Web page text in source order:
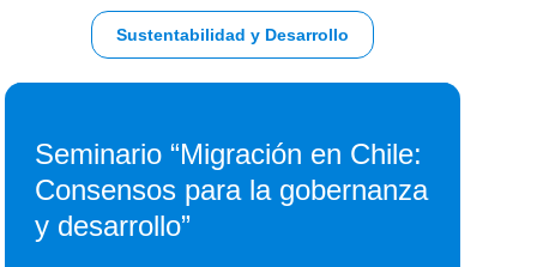
Sustentabilidad y Desarrollo
Seminario “Migración en Chile:
Consensos para la gobernanza
y desarrollo”